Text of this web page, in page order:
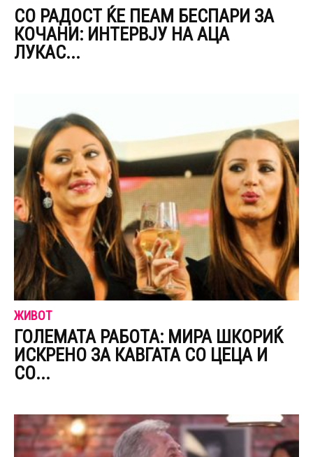
СО РАДОСТ ЌЕ ПЕАМ БЕСПАРИ ЗА
КОЧАНИ: ИНТЕРВЈУ НА АЦА
ЛУКАС...
ЖИВОТ
ГОЛЕМАТА РАБОТА: МИРА ШКОРИЌ
ИСКРЕНО ЗА КАВГАТА СО ЦЕЦА И
СО...